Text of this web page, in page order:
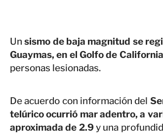
Unsismo de baja magnitud se
Guaymas, en el Golfo de California
personas lesionadas.
De acuerdo con información del
telúrico ocurrió mar adentro, a
aproximada de 2.9y una